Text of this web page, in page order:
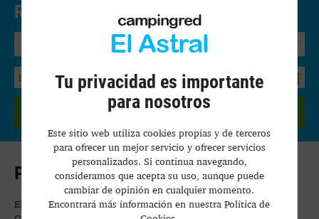
Reserva Aquí. Precios y disponibilidad
BUSCAR
Política de calidad
El Camping El Astral se creó en 1982, fundado por D. Eduardo
campingred
El Astral
Tu privacidad es importante
para nosotros
Este sitio web utiliza cookies propias y de terceros
para ofrecer un mejor servicio y ofrecer servicios
personalizados. Si continua navegando,
consideramos que acepta su uso, aunque puede
cambiar de opinión en cualquier momento.
Encontrará más información en nuestra Política de